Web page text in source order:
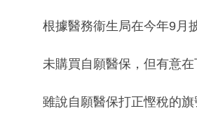
根據醫務衞生局在今年9月
未購買自願醫保，但有意
雖說自願醫保打正慳稅的